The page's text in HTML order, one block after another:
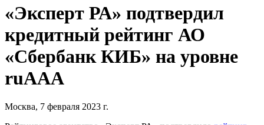
«Эксперт РА» подтвердил
кредитный рейтинг АО
«Сбербанк КИБ» на уровне
ruAAА
Москва, 7 февраля 2023 г.